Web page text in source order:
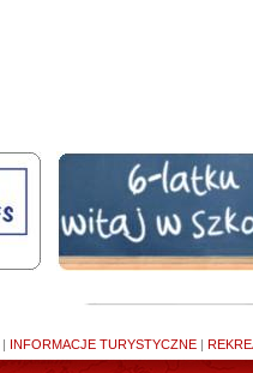
| INFORMACJE TURYSTYCZNE |